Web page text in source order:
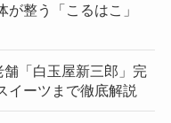
整う「こるはこ」
舗「白玉屋新三郎」完
イーツまで徹底解説